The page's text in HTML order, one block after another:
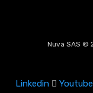
Nuva SAS ©
Linkedin Youtube